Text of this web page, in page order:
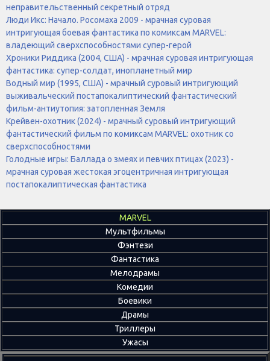
неправительственный секретный отряд
Люди Икс: Начало. Росомаха 2009 - мрачная суровая
интригующая боевая фантастика по комиксам MARVEL:
владеющий сверхспособностями супер-герой
Хроники Риддика (2004, США) - мрачная суровая интригующая
фантастика: супер-солдат, инопланетный мир
Водный мир (1995, США) - мрачный суровый интригующий
выживальческий постапокалиптический фантастический
фильм-антиутопия: затопленная Земля
Крейвен-охотник (2024) - мрачный суровый интригующий
фантастический фильм по комиксам MARVEL: охотник со
сверхспособностями
Голодные игры: Баллада о змеях и певчих птицах (2023) -
мрачная суровая жестокая эгоцентричная интригующая
постапокалиптическая фантастика
MARVEL
Мультфильмы
Фэнтези
Фантастика
Мелодрамы
Комедии
Боевики
Драмы
Триллеры
Ужасы